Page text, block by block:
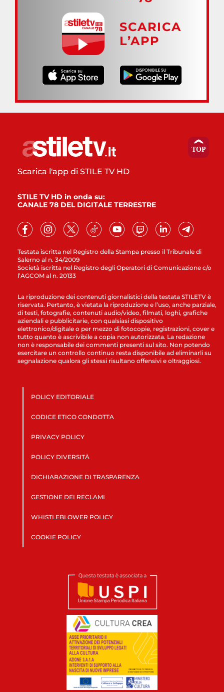
SCARICA
L’APP
Testata iscritta nel Registro della Stampa presso il Tribunale di
Salerno al n. 34/2009
Società iscritta nel Registro degli Operatori di Comunicazione c/o
l’AGCOM al n. 20133
Scarica l'app di STILE TV HD
STILE TV HD in onda su:
CANALE 78 DEL DIGITALE TERRESTRE
La riproduzione dei contenuti giornalistici della testata STILETV è
riservata. Pertanto, è vietata la riproduzione e l’uso, anche parziale,
di testi, fotografie, contenuti audio/video, filmati, loghi, grafiche
aziendali e pubblicitarie, con qualsiasi dispositivo
elettronico/digitale o per mezzo di fotocopie, registrazioni, cover e
tutto quanto è ascrivibile a copia non autorizzata. La redazione
non è responsabile dei commenti presenti sul sito. Non potendo
esercitare un controllo continuo resta disponibile ad eliminarli su
segnalazione qualora gli stessi risultano offensivi e oltraggiosi.
POLICY EDITORIALE
CODICE ETICO CONDOTTA
PRIVACY POLICY
POLICY DIVERSITÀ
DICHIARAZIONE DI TRASPARENZA
GESTIONE DEI RECLAMI
WHISTLEBLOWER POLICY
COOKIE POLICY